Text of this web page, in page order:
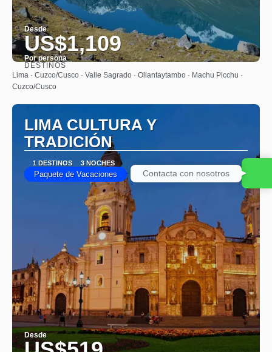
Desde
US$1,109
Por persona
Ver
DESTINOS
Lima · Cuzco/Cusco · Valle Sagrado · Ollantaytambo · Machu Picchu ·
Cuzco/Cusco
LIMA CULTURA Y
TRADICIÓN
1 DESTINOS 3 NOCHES
Paquete de Vacaciones
Desde
Contacta con nosotros